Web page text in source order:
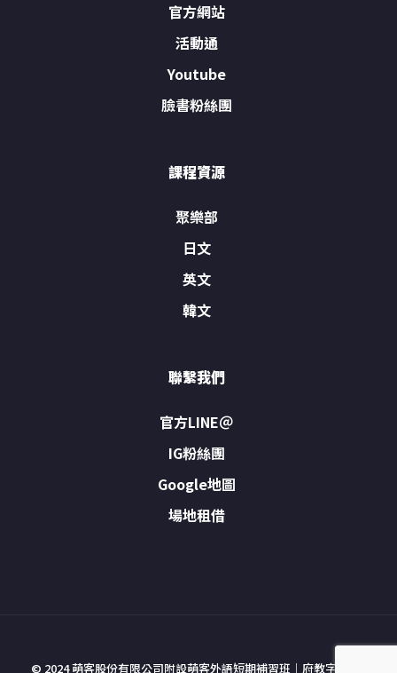
官方網站
活動通
Youtube
臉書粉絲團
課程資源
聚樂部
日文
英文
韓文
聯繫我們
官方LINE＠
IG粉絲團
Google地圖
場地租借
© 2024 萌客股份有限公司附設萌客外語短期補習班｜府教字號